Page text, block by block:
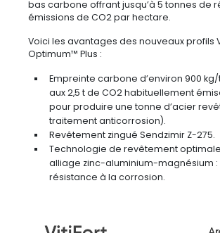
bas carbone offrant jusqu’à 5 tonnes de
émissions de CO2 par hectare.
Voici les avantages des nouveaux profils
Optimum™ Plus :
Empreinte carbone d’environ 900
aux 2,5 t de CO2 habituellement
pour produire une tonne d’acier
traitement anticorrosion).
Revêtement zingué Sendzimir Z-275.
Technologie de revêtement
alliage zinc-aluminium-magnésium :
résistance à la corrosion.